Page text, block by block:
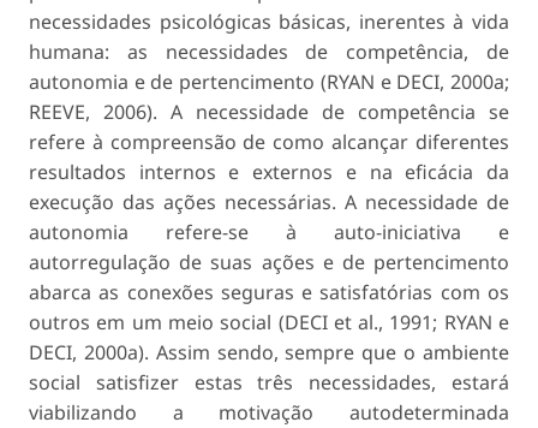
necessidades psicológicas básicas, inerentes à vida
humana: as necessidades de competência, de
autonomia e de pertencimento (RYAN e DECI, 2000a;
REEVE, 2006). A necessidade de competência se
refere à compreensão de como alcançar diferentes
resultados internos e externos e na eficácia da
execução das ações necessárias. A necessidade de
autonomia refere-se à auto-iniciativa e
autorregulação de suas ações e de pertencimento
abarca as conexões seguras e satisfatórias com os
outros em um meio social (DECI et al., 1991; RYAN e
DECI, 2000a). Assim sendo, sempre que o ambiente
social satisfizer estas três necessidades, estará
viabilizando a motivação autodeterminada